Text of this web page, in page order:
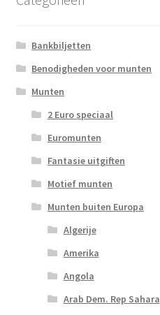
Bankbiljetten
Benodigheden voor munten
Munten
2 Euro speciaal
Euromunten
Fantasie uitgiften
Motief munten
Munten buiten Europa
Algerije
Amerika
Angola
Arab Dem. Rep Sahara